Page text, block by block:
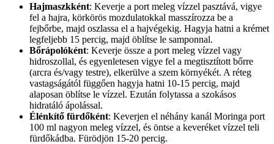
Hajmaszkként: Keverje a port meleg vízzel pasztává, vigye
fel a hajra, körkörös mozdulatokkal masszírozza be a
fejbőrbe, majd oszlassa el a hajvégekig. Hagyja hatni a krémet
legfeljebb 15 percig, majd öblítse le samponnal.
Bőrápolóként: Keverje össze a port meleg vízzel vagy
hidroszollal, és egyenletesen vigye fel a megtisztított bőrre
(arcra és/vagy testre), elkerülve a szem környékét. A réteg
vastagságától függően hagyja hatni 10-15 percig, majd
alaposan öblítse le vízzel. Ezután folytassa a szokásos
hidratáló ápolással.
Élénkítő fürdőként: Keverjen el néhány kanál Moringa port
100 ml nagyon meleg vízzel, és öntse a keveréket vízzel teli
fürdőkádba. Fürödjön 15-20 percig.